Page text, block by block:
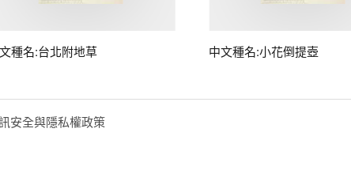
種名:台北附地草 中文種名:小花倒提壺
安全與隱私權政策